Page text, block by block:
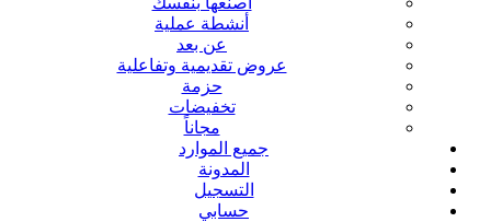
أنشطة عملية
عن بعد
عروض تقديمية وتفاعلية
حزمة
تخفيضات
مجاناً
جميع الموارد
المدونة
التسجيل
حسابي